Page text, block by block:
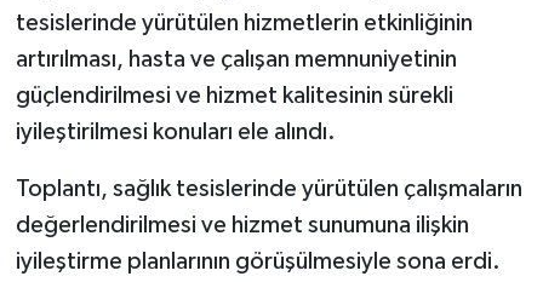
tesislerinde yürütülen hizmetlerin etkinliğinin
artırılması, hasta ve çalışan memnuniyetinin
güçlendirilmesi ve hizmet kalitesinin sürekli
iyileştirilmesi konuları ele alındı.
Toplantı, sağlık tesislerinde yürütülen çalışmaların
değerlendirilmesi ve hizmet sunumuna ilişkin
iyileştirme planlarının görüşülmesiyle sona erdi.